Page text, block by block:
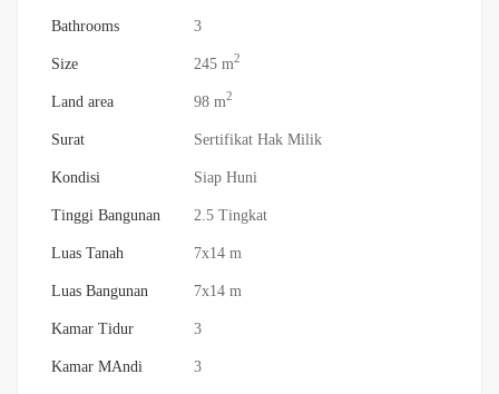
Bathrooms 3
Size 245 m2
Land area 98 m2
Surat Sertifikat Hak Milik
Kondisi Siap Huni
Tinggi Bangunan 2.5 Tingkat
Luas Tanah 7x14 m
Luas Bangunan 7x14 m
Kamar Tidur 3
Kamar MAndi 3